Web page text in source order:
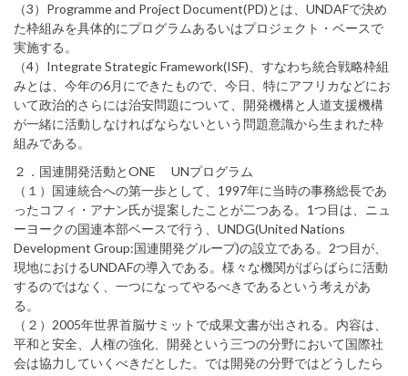
（3）Programme and Project Document(PD)とは、UNDAFで決め
た枠組みを具体的にプログラムあるいはプロジェクト・ベースで
実施する。
（4）Integrate Strategic Framework(ISF)、すなわち統合戦略枠組
みとは、今年の6月にできたもので、今日、特にアフリカなどにお
いて政治的さらには治安問題について、開発機構と人道支援機構
が一緒に活動しなければならないという問題意識から生まれた枠
組みである。
２．国連開発活動とONE UNプログラム
（１）国連統合への第一歩として、1997年に当時の事務総長であ
ったコフィ・アナン氏が提案したことが二つある。1つ目は、ニュ
ーヨークの国連本部ベースで行う、UNDG(United Nations
Development Group:国連開発グループ)の設立である。2つ目が、
現地におけるUNDAFの導入である。様々な機関がばらばらに活動
するのではなく、一つになってやるべきであるという考えがあ
る。
（２）2005年世界首脳サミットで成果文書が出される。内容は、
平和と安全、人権の強化、開発という三つの分野において国際社
会は協力していくべきだとした。では開発の分野ではどうしたら